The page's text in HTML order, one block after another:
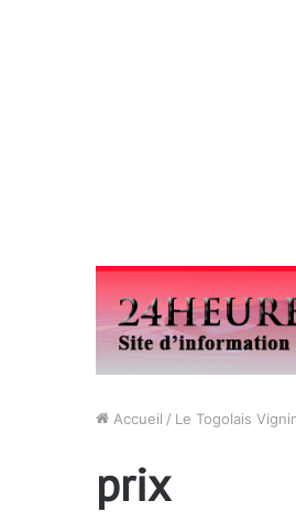
Accueil / Le Togolais
prix